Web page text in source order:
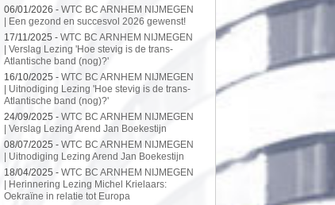
06/01/2026 - WTC BC ARNHEM NIJMEGEN
| Een gezond en succesvol 2026 gewenst!
17/11/2025 - WTC BC ARNHEM NIJMEGEN
| Verslag Lezing 'Hoe stevig is de trans-
Atlantische band (nog)?'
16/10/2025 - WTC BC ARNHEM NIJMEGEN
| Uitnodiging Lezing 'Hoe stevig is de trans-
Atlantische band (nog)?'
24/09/2025 - WTC BC ARNHEM NIJMEGEN
| Verslag Lezing Arend Jan Boekestijn
08/07/2025 - WTC BC ARNHEM NIJMEGEN
| Uitnodiging Lezing Arend Jan Boekestijn
18/04/2025 - WTC BC ARNHEM NIJMEGEN
| Herinnering Lezing Michel Krielaars:
Oekraïne in relatie tot Europa